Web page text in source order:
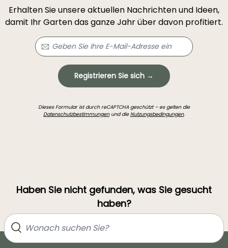
Erhalten Sie unsere aktuellen Nachrichten und Ideen,
damit Ihr Garten das ganze Jahr über davon profitiert.
Registrieren Sie sich →
Dieses Formular ist durch reCAPTCHA geschützt – es gelten die
Datenschutzbestimmungenund dieNutzungsbedingungen.
Haben Sie nicht gefunden, was Sie gesucht
haben?